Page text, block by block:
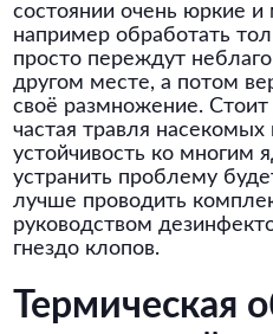
состоянии очень юркие и
например обработать
просто переждут
другом месте, а потом
своё размножение. Стоит
частая травля насекомых
устойчивость ко многим
устранить проблему
лучше проводить
руководством
гнездо клопов.
Термическая